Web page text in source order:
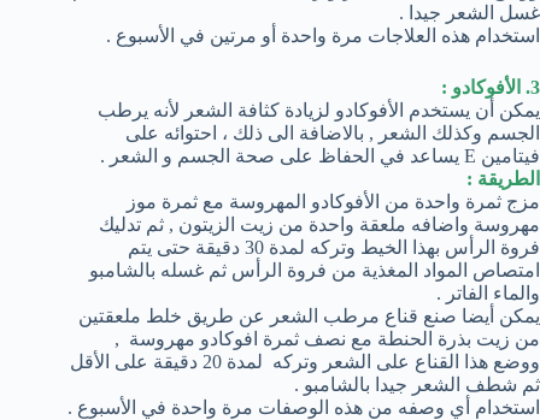
غسل الشعر جيدا .
استخدام هذه العلاجات مرة واحدة أو مرتين في الأسبوع .
3. الأفوكادو :
يمكن أن يستخدم الأفوكادو لزيادة كثافة الشعر لأنه يرطب
الجسم وكذلك الشعر , بالاضافة الى ذلك ، احتوائه على
فيتامين E يساعد في الحفاظ على صحة الجسم و الشعر .
الطريقة :
مزج ثمرة واحدة من الأفوكادو المهروسة مع ثمرة موز
مهروسة واضافه ملعقة واحدة من زيت الزيتون , ثم تدليك
فروة الرأس بهذا الخيط وتركه لمدة 30 دقيقة حتى يتم
امتصاص المواد المغذية من فروة الرأس ثم غسله بالشامبو
والماء الفاتر .
يمكن أيضا صنع قناع مرطب الشعر عن طريق خلط ملعقتين
من زيت بذرة الحنطة مع نصف ثمرة افوكادو مهروسة ,
ووضع هذا القناع على الشعر وتركه لمدة 20 دقيقة على الأقل
ثم شطف الشعر جيدا بالشامبو .
استخدام أي وصفه من هذه الوصفات مرة واحدة في الأسبوع .